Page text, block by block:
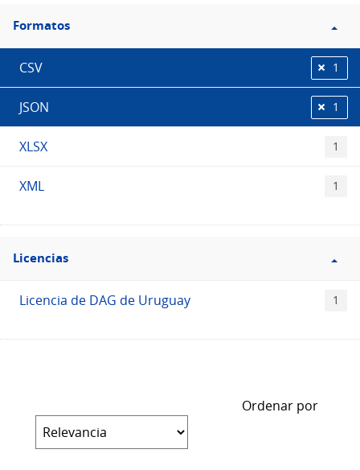
Filtro
Formatos
Formatos
CSV 1
JSON 1
XLSX 1
XML 1
Filtro
Licencias
Licencias
Licencia de DAG de Uruguay 1
Ordenar por